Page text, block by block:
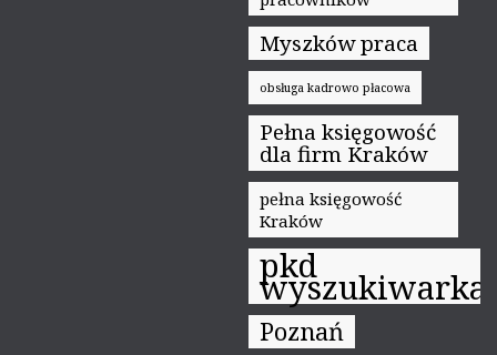
Myszków praca
obsługa kadrowo płacowa
Pełna księgowość
dla firm Kraków
pełna księgowość
Kraków
pkd
wyszukiwarka
Poznań